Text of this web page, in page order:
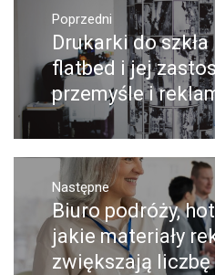
Nawigacja
wpisu
Poprzedni
Poprzedni
wpis:
Drukarki do
flatbed i jej
przemyśle i
Następne
Następny
post:
Biuro podróży,
jakie materiały
zwiększają